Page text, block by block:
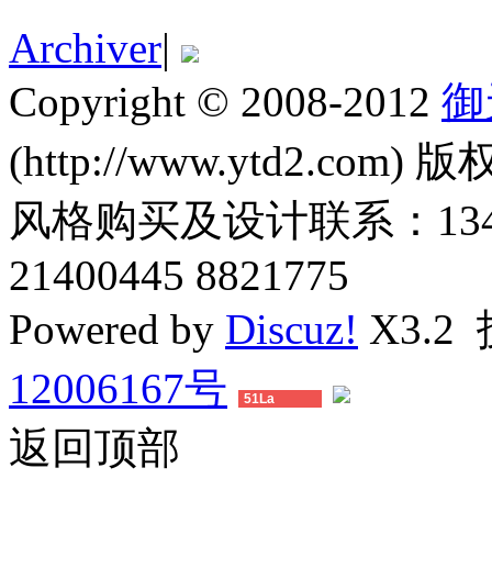
Archiver|
Copyright © 2008-2012
(http://www.ytd2.com) 版
风格购买及设计联系：
21400445 8821775
Powered by Discuz! X3.2
12006167号
51La
返回顶部